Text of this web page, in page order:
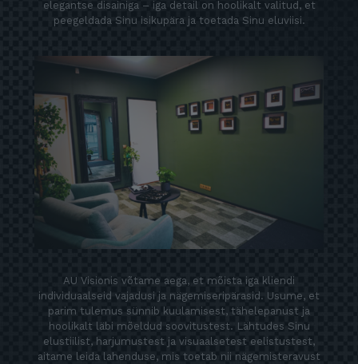
elegantse disainiga – iga detail on hoolikalt valitud, et
peegeldada Sinu isikupära ja toetada Sinu eluviisi.
AU Visionis võtame aega, et mõista iga kliendi
individuaalseid vajadusi ja nägemiseripärasid. Usume, et
parim tulemus sünnib kuulamisest, tähelepanust ja
hoolikalt läbi mõeldud soovitustest. Lähtudes Sinu
elustiilist, harjumustest ja visuaalsetest eelistustest,
aitame leida lahenduse, mis toetab nii nägemisteravust